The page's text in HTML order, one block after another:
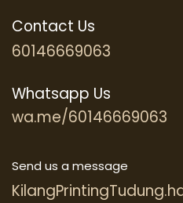
Contact Us
60146669063
Whatsapp Us
wa.me/60146669063
Send us a message